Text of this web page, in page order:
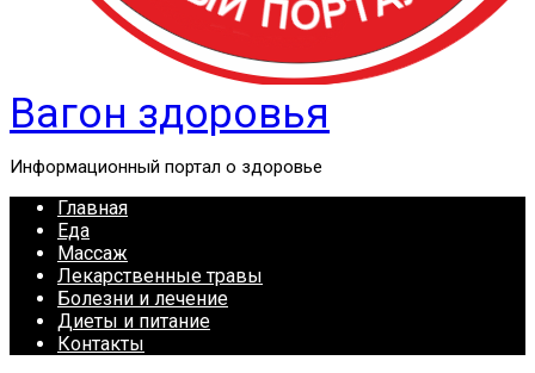
Вагон здоровья
Информационный портал о здоровье
Главная
Еда
Массаж
Лекарственные травы
Болезни и лечение
Диеты и питание
Контакты